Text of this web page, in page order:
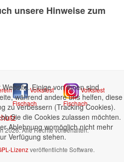
unsere Hinweise zum
Volksfest
Fischach
Volksfest
Fischach
2026. Alle Rechte vorbehalten.
Lizenzveröffentlichte Software.
Einige von ihnen sind
während andere uns helfen, diese
zu verbessern (Tracking Cookies).
Sie die Cookies zulassen möchten.
Ablehnung womöglich nicht mehr
Verfügung stehen.